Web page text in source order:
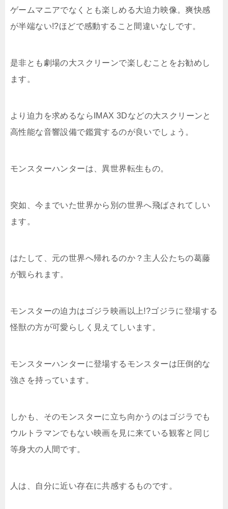
ゲームマニアでなくとも楽しめる大迫力映像。爽快感
が半端ない!?ほどで感動すること間違いなしです。
是非とも劇場の大スクリーンで楽しむことをお勧めし
ます。
より迫力を求めるならIMAX 3Dなどの大スクリーンと
高性能な音響設備で鑑賞するのが良いでしょう。
モンスターハンターは、異世界転生もの。
突如、今までいた世界から別の世界へ飛ばされてしい
ます。
はたして、元の世界へ帰れるのか？主人公たちの葛藤
が観られます。
モンスターの迫力はゴジラ映画以上!?ゴジラに登場する
怪獣の方が可愛らしく見えてしいます。
モンスターハンターに登場するモンスターは圧倒的な
強さを持っています。
しかも、そのモンスターに立ち向かうのはゴジラでも
ウルトラマンでもない映画を見に来ている観客と同じ
等身大の人間です。
人は、自分に近い存在に共感するものです。